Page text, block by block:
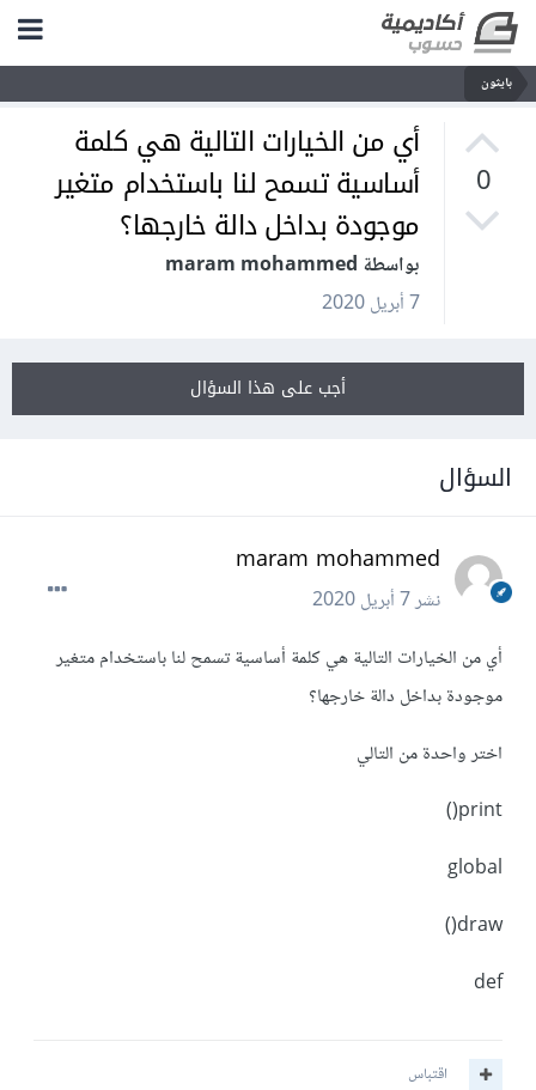
بايثون
0
أي من الخيارات التالية هي كلمة
أساسية تسمح لنا باستخدام متغير
موجودة بداخل دالة خارجها؟
بواسطة maram mohammed
7 أبريل 2020
أجب على هذا السؤال
السؤال
maram mohammed
نشر7 أبريل 2020
أي من الخيارات التالية هي كلمة أساسية تسمح لنا باستخدام متغير
موجودة بداخل دالة خارجها؟
اختر واحدة من التالي
print()
global
draw()
def
اقتباس